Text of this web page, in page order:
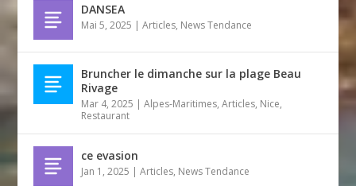
DANSEA
Mai 5, 2025 |Articles, News Tendance
Bruncher le dimanche sur la plage Beau
Rivage
Mar 4, 2025 |Alpes-Maritimes,Articles, Nice,
Restaurant
ce evasion
Jan 1, 2025 |Articles, News Tendance